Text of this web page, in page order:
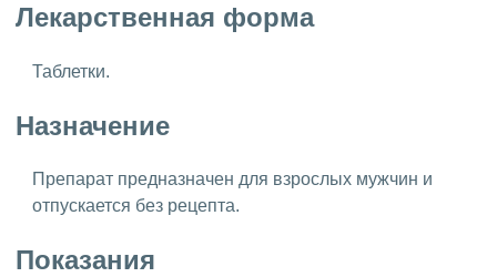
Лекарственная форма
Таблетки.
Назначение
Препарат предназначен для взрослых мужчин и
отпускается без рецепта.
Показания